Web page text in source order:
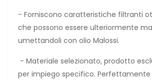
- Forniscono caratteristiche filtranti
che possono essere ulteriormente
umettandoli con olio Malossi.
- Materiale selezionato, prodotto
per impiego specifico.